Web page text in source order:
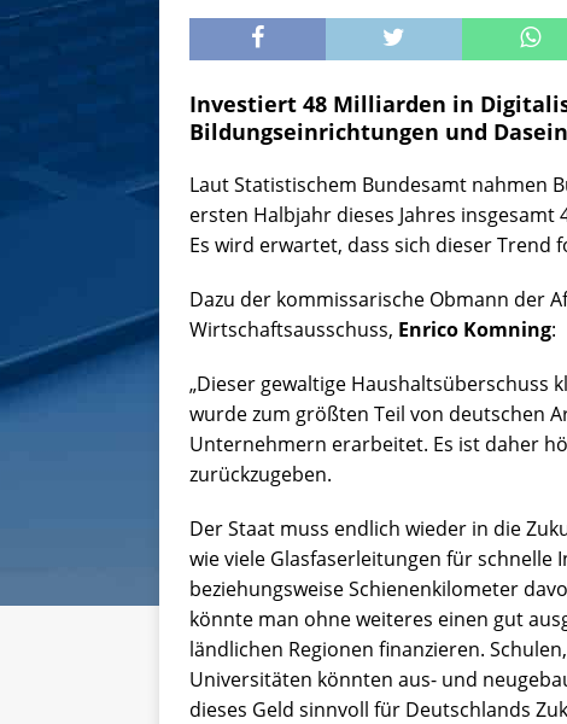
Investiert 48 Milliarden in
Bildungseinrichtungen und
Laut Statistischem Bundesamt nahmen
ersten Halbjahr dieses Jahres
Es wird erwartet, dass sich dieser Trend
Dazu der kommissarische Obmann der
Wirtschaftsausschuss, Enrico Komning:
„Dieser gewaltige Haushaltsüberschuss
wurde zum größten Teil von deutschen
Unternehmern erarbeitet. Es ist daher
zurückzugeben.
Der Staat muss endlich wieder in die
wie viele Glasfaserleitungen für schnelle
beziehungsweise Schienenkilometer
könnte man ohne weiteres einen gut
ländlichen Regionen finanzieren.
Universitäten könnten aus- und
dieses Geld sinnvoll für Deutschlands